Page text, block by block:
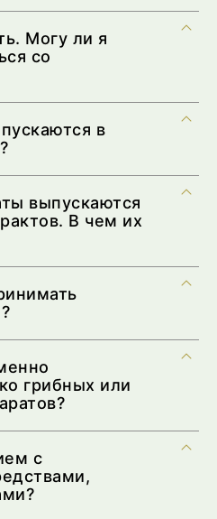
Могу ли я
со
в
выпускаются
В чем их
грибных или
с